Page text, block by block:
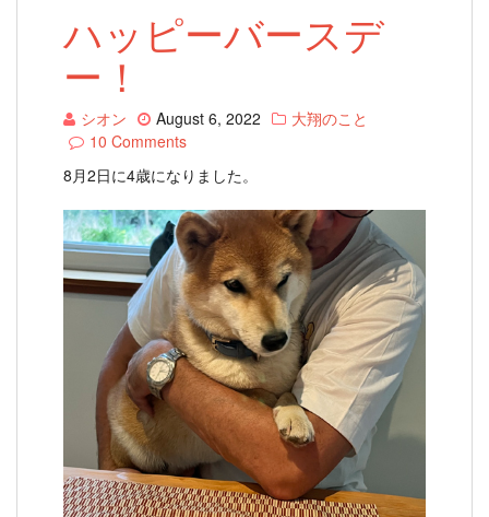
ハッピーバースデ
ー！
シオン August 6, 2022
大翔のこと
10 Comments
8月2日に4歳になりました。